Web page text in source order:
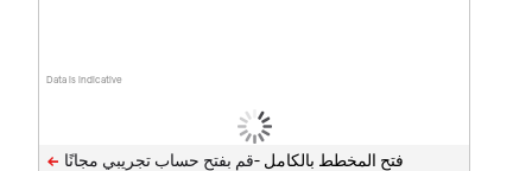
Data is indicative
فتح المخطط بالكامل -